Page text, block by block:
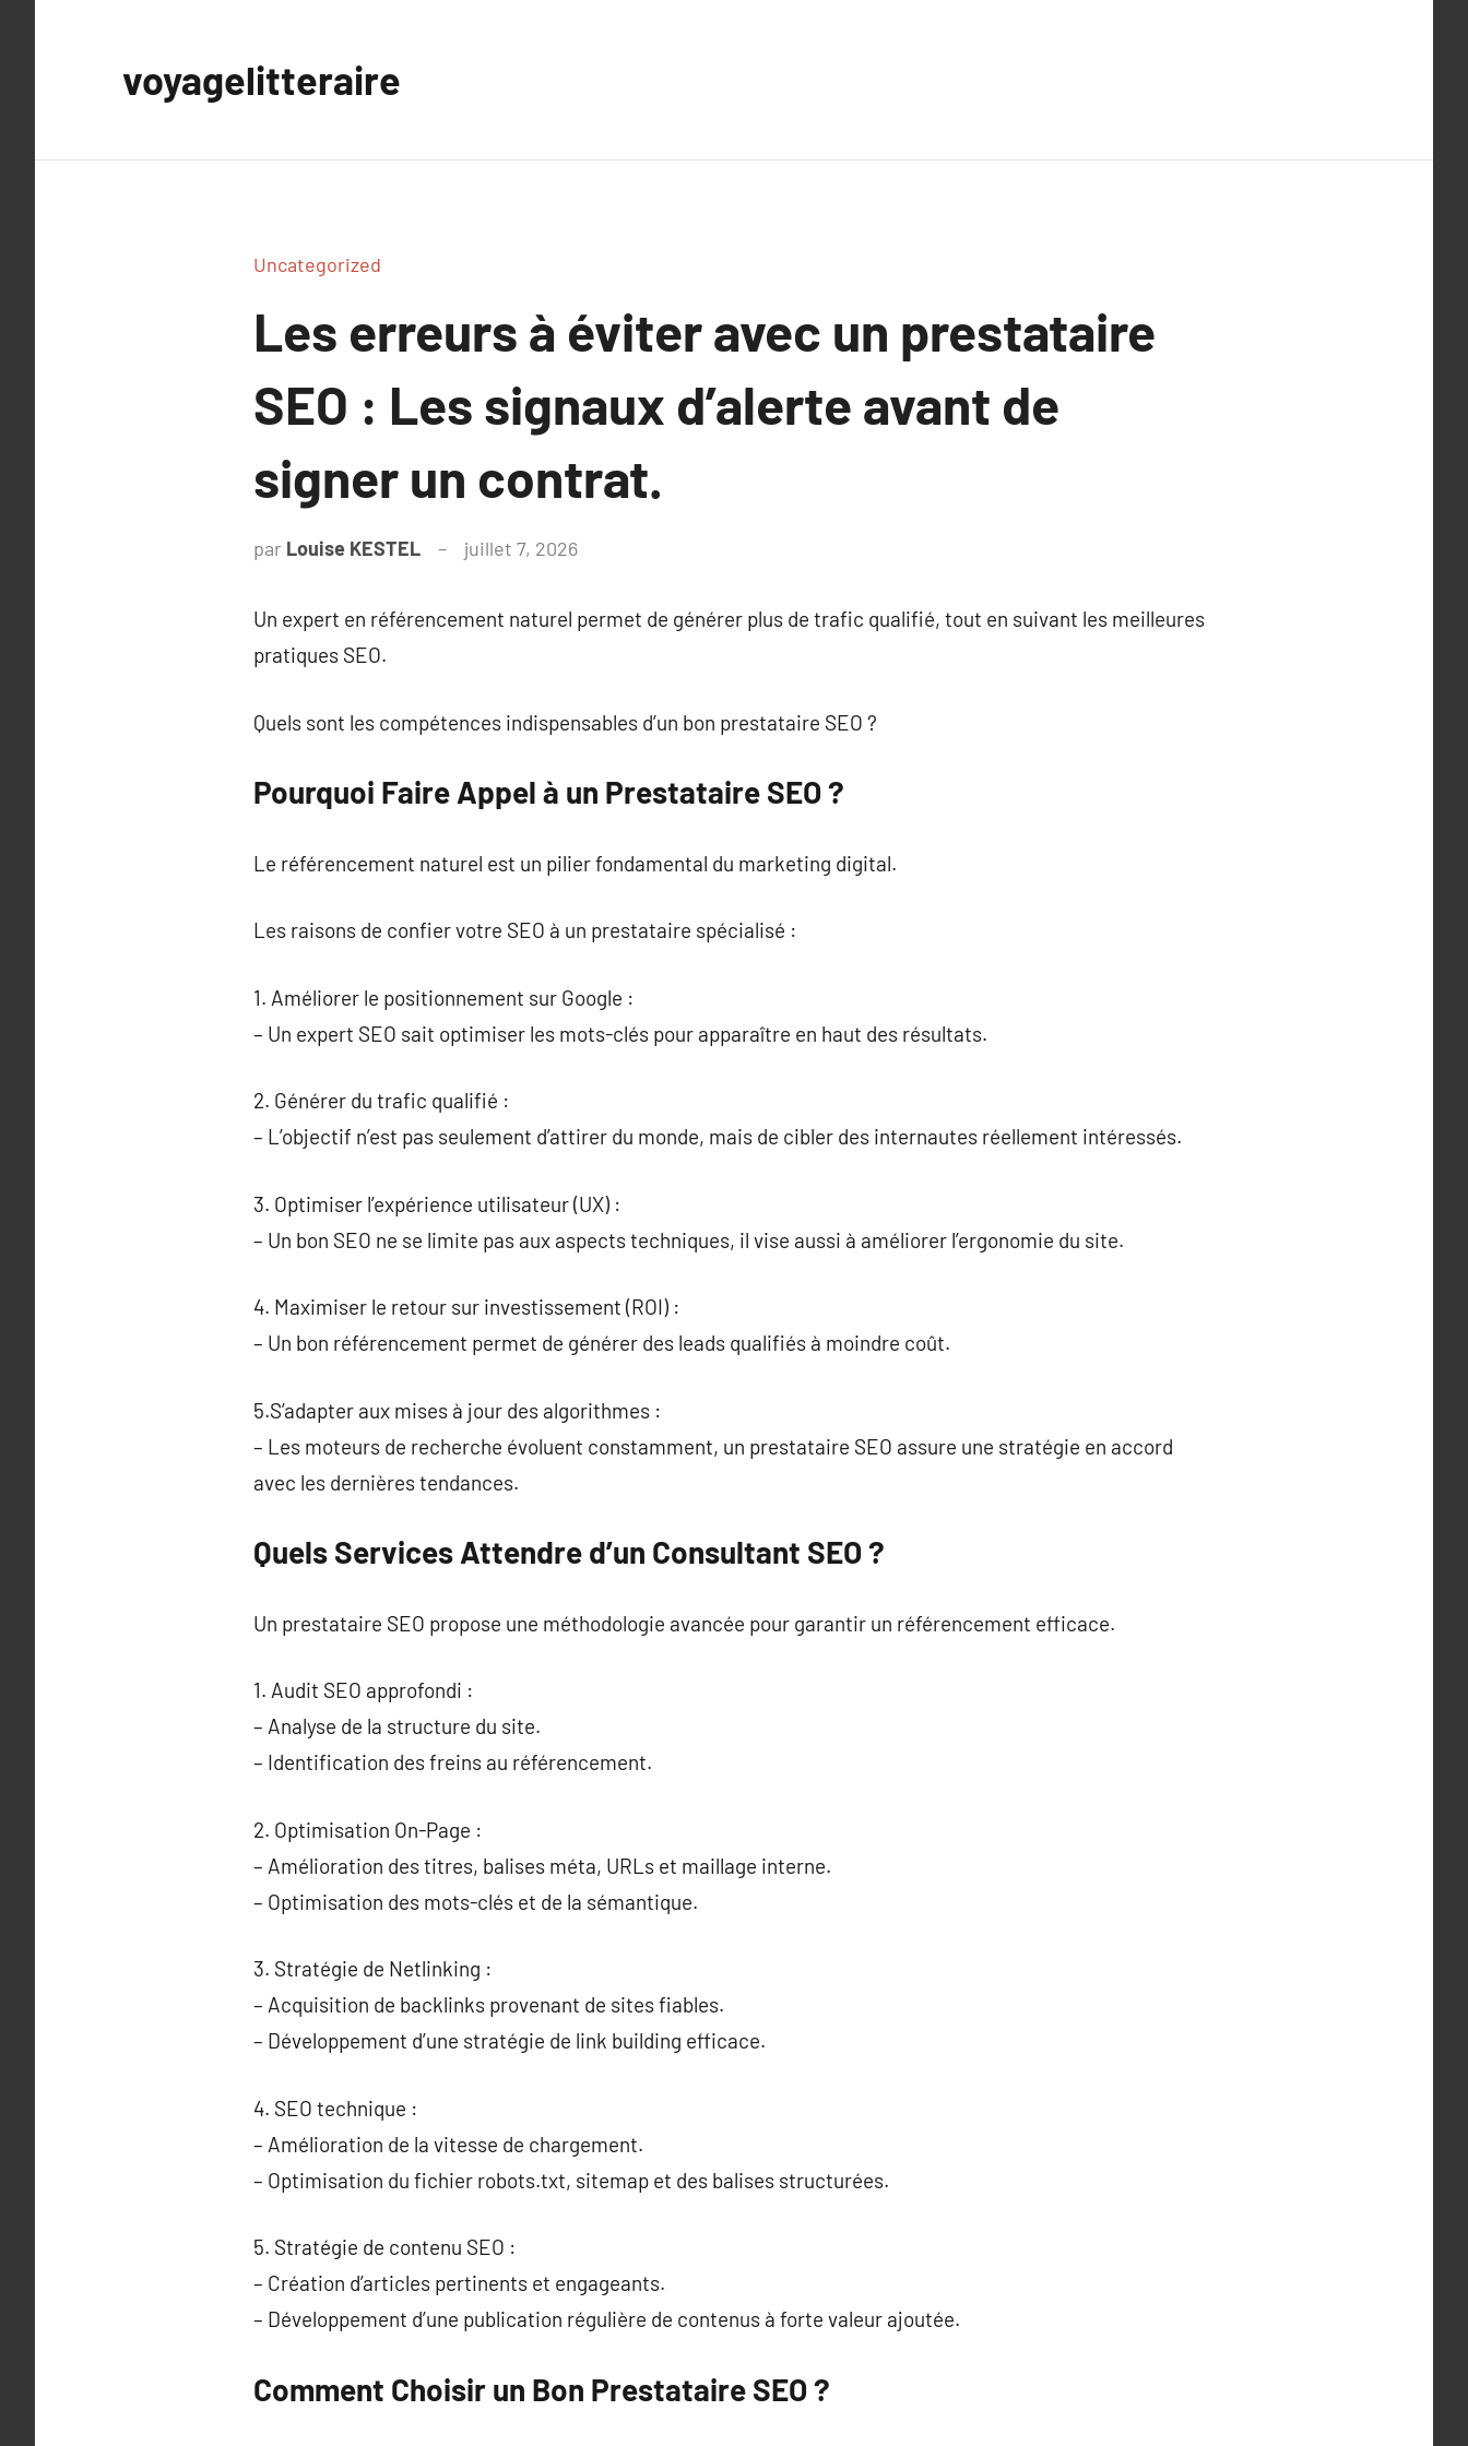
voyagelitteraire
Uncategorized
Les erreurs à éviter avec un prestataire
SEO : Les signaux d’alerte avant de
signer un contrat.
par Louise KESTEL juillet 7, 2026
Un expert en référencement naturel permet de générer plus de trafic qualifié, tout en suivant les meilleures
pratiques SEO.
Quels sont les compétences indispensables d’un bon prestataire SEO ?
Pourquoi Faire Appel à un Prestataire SEO ?
Le référencement naturel est un pilier fondamental du marketing digital.
Les raisons de confier votre SEO à un prestataire spécialisé :
1. Améliorer le positionnement sur Google :
– Un expert SEO sait optimiser les mots-clés pour apparaître en haut des résultats.
2. Générer du trafic qualifié :
– L’objectif n’est pas seulement d’attirer du monde, mais de cibler des internautes réellement intéressés.
3. Optimiser l’expérience utilisateur (UX) :
– Un bon SEO ne se limite pas aux aspects techniques, il vise aussi à améliorer l’ergonomie du site.
4. Maximiser le retour sur investissement (ROI) :
– Un bon référencement permet de générer des leads qualifiés à moindre coût.
5.S’adapter aux mises à jour des algorithmes :
– Les moteurs de recherche évoluent constamment, un prestataire SEO assure une stratégie en accord
avec les dernières tendances.
Quels Services Attendre d’un Consultant SEO ?
Un prestataire SEO propose une méthodologie avancée pour garantir un référencement efficace.
1. Audit SEO approfondi :
– Analyse de la structure du site.
– Identification des freins au référencement.
2. Optimisation On-Page :
– Amélioration des titres, balises méta, URLs et maillage interne.
– Optimisation des mots-clés et de la sémantique.
3. Stratégie de Netlinking :
– Acquisition de backlinks provenant de sites fiables.
– Développement d’une stratégie de link building efficace.
4. SEO technique :
– Amélioration de la vitesse de chargement.
– Optimisation du fichier robots.txt, sitemap et des balises structurées.
5. Stratégie de contenu SEO :
– Création d’articles pertinents et engageants.
– Développement d’une publication régulière de contenus à forte valeur ajoutée.
Comment Choisir un Bon Prestataire SEO ?